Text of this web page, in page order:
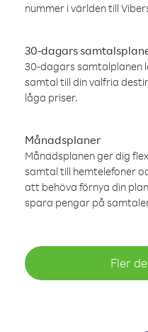
nummer i världen till
30-dagars
30-dagars samtalplanen
samtal till din valfria
låga priser.
Månadsplaner
Månadsplanen ger dig
samtal till hemtelefoner
att behöva förnya din
spara pengar på
Fler